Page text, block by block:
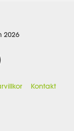
2026
Kontakt